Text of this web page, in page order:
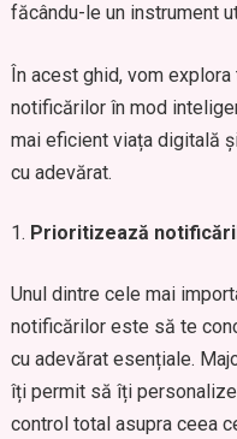
făcându-le un instrument
În acest ghid, vom
notificărilor în mod
mai eficient viața digitală
cu adevărat.
Prioritizează
Unul dintre cele mai
notificărilor este să te
cu adevărat esențiale.
îți permit să îți
control total asupra ceea